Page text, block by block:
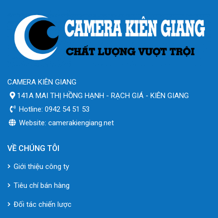
CAMERA KIÊN GIANG
141A MAI THỊ HỒNG HẠNH - RẠCH GIÁ - KIÊN GIANG
Hotline: 0942 54 51 53
Website: camerakiengiang.net
VỀ CHÚNG TÔI
Giới thiệu công ty
Tiêu chí bán hàng
Đối tác chiến lược